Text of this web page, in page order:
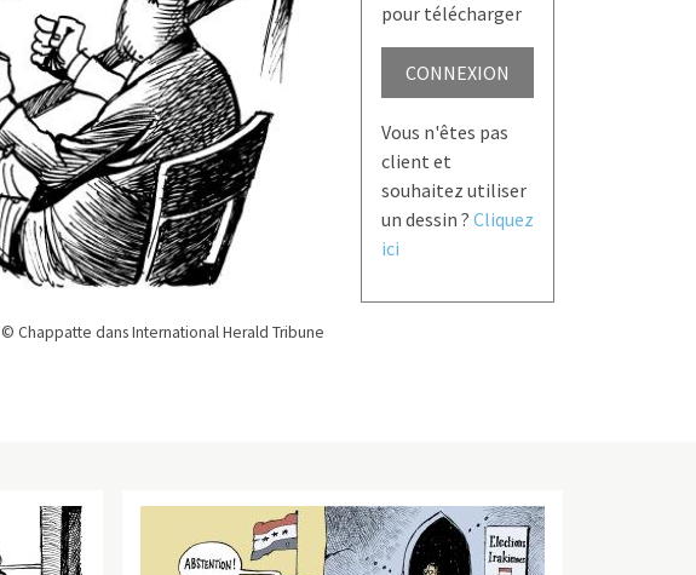
© Chappatte dans International Herald Tribune
pour télécharger
CONNEXION
Vous n'êtes pas
client et
souhaitez utiliser
un dessin ? Cliquez
ici